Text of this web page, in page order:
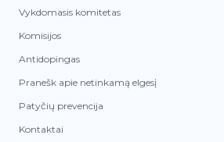
Vykdomasis komitetas
Komisijos
Antidopingas
Pranešk apie netinkamą elgesį
Patyčių prevencija
Kontaktai